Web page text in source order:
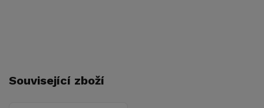
Související zboží